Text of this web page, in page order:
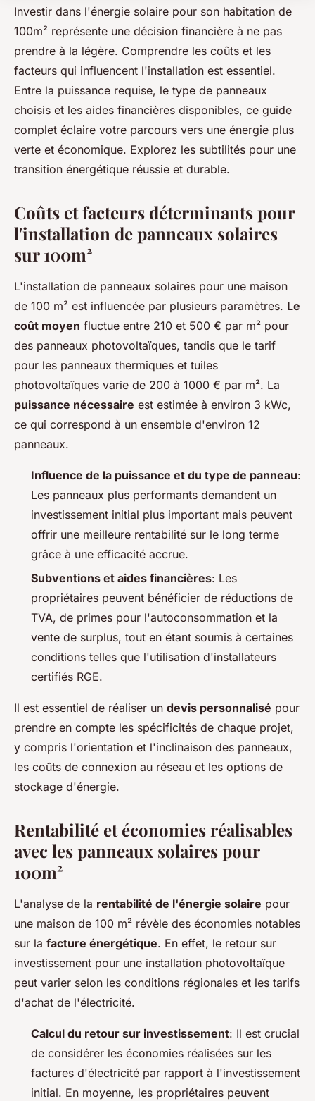
Investir dans l'énergie solaire pour son habitation de
100m² représente une décision financière à ne pas
prendre à la légère. Comprendre les coûts et les
facteurs qui influencent l'installation est essentiel.
Entre la puissance requise, le type de panneaux
choisis et les aides financières disponibles, ce guide
complet éclaire votre parcours vers une énergie plus
verte et économique. Explorez les subtilités pour une
transition énergétique réussie et durable.
Coûts et facteurs déterminants pour
l'installation de panneaux solaires
sur 100m²
L'installation de panneaux solaires pour une maison
de 100 m² est influencée par plusieurs paramètres. Le
coût moyen fluctue entre 210 et 500 € par m² pour
des panneaux photovoltaïques, tandis que le tarif
pour les panneaux thermiques et tuiles
photovoltaïques varie de 200 à 1000 € par m². La
puissance nécessaire est estimée à environ 3 kWc,
ce qui correspond à un ensemble d'environ 12
panneaux.
Influence de la puissance et du type de panneau:
Les panneaux plus performants demandent un
investissement initial plus important mais peuvent
offrir une meilleure rentabilité sur le long terme
grâce à une efficacité accrue.
Subventions et aides financières: Les
propriétaires peuvent bénéficier de réductions de
TVA, de primes pour l'autoconsommation et la
vente de surplus, tout en étant soumis à certaines
conditions telles que l'utilisation d'installateurs
certifiés RGE.
Il est essentiel de réaliser un devis personnalisé pour
prendre en compte les spécificités de chaque projet,
y compris l'orientation et l'inclinaison des panneaux,
les coûts de connexion au réseau et les options de
stockage d'énergie.
Rentabilité et économies réalisables
avec les panneaux solaires pour
100m²
L'analyse de la rentabilité de l'énergie solaire pour
une maison de 100 m² révèle des économies notables
sur la facture énergétique. En effet, le retour sur
investissement pour une installation photovoltaïque
peut varier selon les conditions régionales et les tarifs
d'achat de l'électricité.
Calcul du retour sur investissement: Il est crucial
de considérer les économies réalisées sur les
factures d'électricité par rapport à l'investissement
initial. En moyenne, les propriétaires peuvent